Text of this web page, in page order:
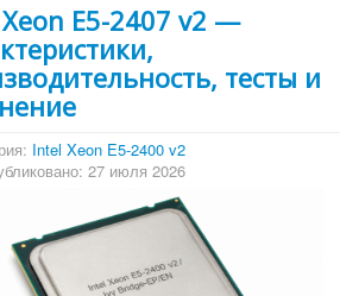
E5-2407 v2 —
тесты и
Intel Xeon E5-2400 v2
27 июля 2026